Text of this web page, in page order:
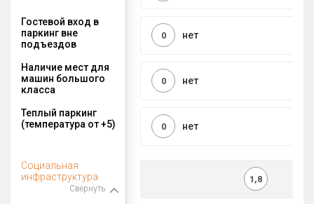
Гостевой вход в
паркинг вне
подъездов
нет
0
Наличие мест для
машин большого
класса
нет
0
Теплый паркинг
(температура от +5)
нет
0
Социальная
инфраструктура
Свернуть
1,8